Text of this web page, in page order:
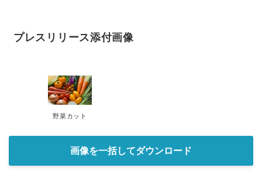
プレスリリース添付画像
野菜カット
画像を一括してダウンロード